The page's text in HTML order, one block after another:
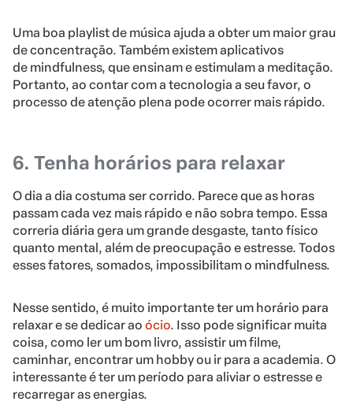
Uma boa playlist de música ajuda a obter um maior grau
de concentração. Também existem aplicativos
de mindfulness, que ensinam e estimulam a meditação.
Portanto, ao contar com a tecnologia a seu favor, o
processo de atenção plena pode ocorrer mais rápido.
6. Tenha horários para relaxar
O dia a dia costuma ser corrido. Parece que as horas
passam cada vez mais rápido e não sobra tempo. Essa
correria diária gera um grande desgaste, tanto físico
quanto mental, além de preocupação e estresse. Todos
esses fatores, somados, impossibilitam o mindfulness.
Nesse sentido, é muito importante ter um horário para
relaxar e se dedicar ao ócio. Isso pode significar muita
coisa, como ler um bom livro, assistir um filme,
caminhar, encontrar um hobby ou ir para a academia. O
interessante é ter um período para aliviar o estresse e
recarregar as energias.